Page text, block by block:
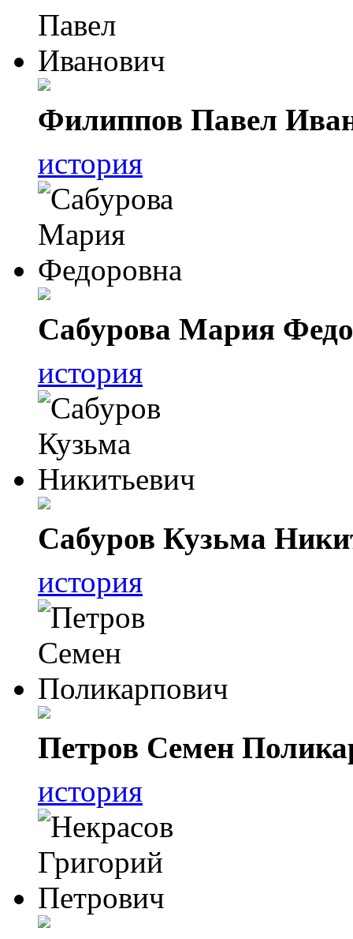
Филиппов Павел
история
Сабурова Мария
история
Сабуров Кузьма
история
Петров Семен
история